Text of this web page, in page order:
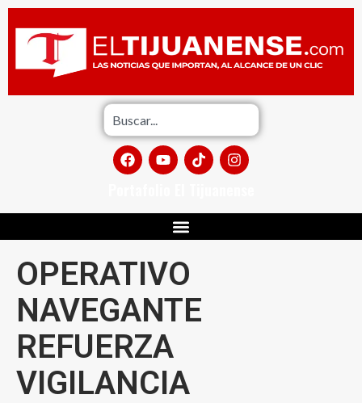
OPERATIVO
NAVEGANTE
REFUERZA
VIGILANCIA